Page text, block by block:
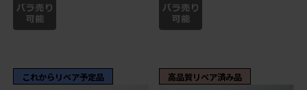
これからリペア予定品 高品質リペア済み品